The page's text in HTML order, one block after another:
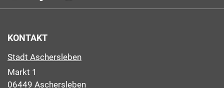
KONTAKT
Stadt Aschersleben
Markt 1
06449 Aschersleben